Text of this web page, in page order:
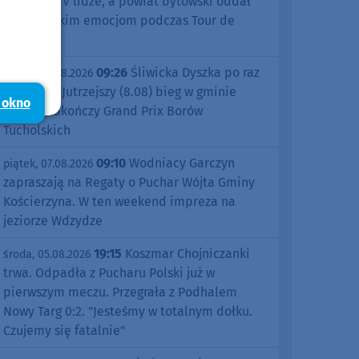
się kolarskim emocjom podczas Tour de
piątek, 07.08.2026 09:26 Śliwicka Dyszka po raz
dziesiąty. Jutrzejszy (8.08) bieg w gminie
Śliwice zakończy Grand Prix Borów
Tucholskich
piątek, 07.08.2026 09:10 Wodniacy Garczyn
zapraszają na Regaty o Puchar Wójta Gminy
Kościerzyna. W ten weekend impreza na
jeziorze Wdzydze
środa, 05.08.2026 19:15 Koszmar Chojniczanki
trwa. Odpadła z Pucharu Polski już w
pierwszym meczu. Przegrała z Podhalem
Nowy Targ 0:2. "Jesteśmy w totalnym dołku.
Czujemy się fatalnie"